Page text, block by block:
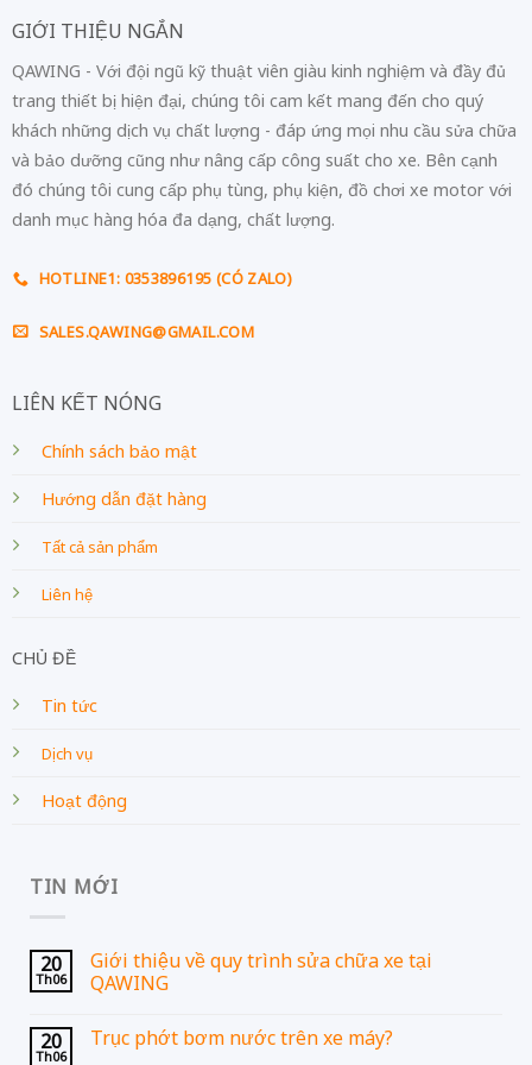
GIỚI THIỆU NGẮN
QAWING - Với đội ngũ kỹ thuật viên giàu kinh nghiệm và đầy đủ
trang thiết bị hiện đại, chúng tôi cam kết mang đến cho quý
khách những dịch vụ chất lượng - đáp ứng mọi nhu cầu sửa chữa
và bảo dưỡng cũng như nâng cấp công suất cho xe. Bên cạnh
đó chúng tôi cung cấp phụ tùng, phụ kiện, đồ chơi xe motor với
danh mục hàng hóa đa dạng, chất lượng.
HOTLINE1: 0353896195 (CÓ ZALO)
SALES.QAWING@GMAIL.COM
LIÊN KẾT NÓNG
Chính sách bảo mật
Hướng dẫn đặt hàng
Tất cả sản phẩm
Liên hệ
CHỦ ĐỀ
Tin tức
Dịch vụ
Hoạt động
TIN MỚI
20
Th06
Giới thiệu về quy trình sửa chữa xe tại
QAWING
20
Th06
Trục phớt bơm nước trên xe máy?